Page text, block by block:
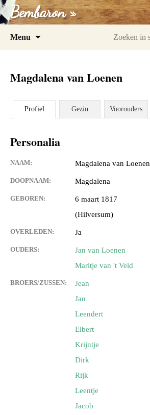
Bembaron »
Menu
Magdalena van Loenen
Profiel Gezin Voorouders
Personalia
NAAM: Magdalena van Loenen
DOOPNAAM: Magdalena
GEBOREN:
6 maart 1817
(Hilversum)
OVERLEDEN: Ja
OUDERS:
Jan van Loenen
Maritje van 't Veld
BROERS/ZUSSEN:
Jean
Jan
Leendert
Elbert
Krijntje
Dirk
Rijk
Leentje
Jacob